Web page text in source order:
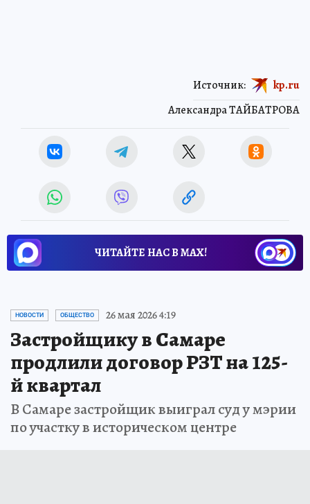
Александра ТАЙБАТРОВА
Источник: kp.ru
ЧИТАЙТЕ НАС В МАХ!
НОВОСТИ ОБЩЕСТВО 26 мая 2026 4:19
Застройщику в Самаре
продлили договор РЗТ на 125-
й квартал
В Самаре застройщик выиграл суд у мэрии
по участку в историческом центре